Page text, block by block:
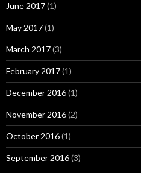
June 2017(1)
May 2017(1)
March 2017(3)
February 2017(1)
December 2016(1)
November 2016(2)
October 2016(1)
September 2016(3)